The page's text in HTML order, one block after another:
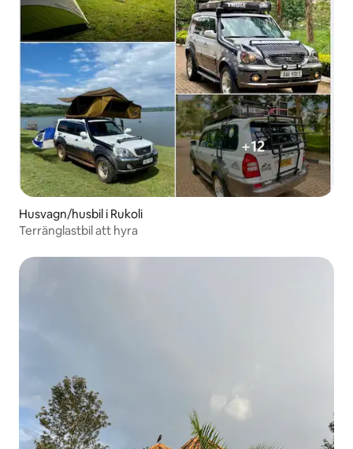
Husvagn/husbil i Rukoli
Terränglastbil att hyra